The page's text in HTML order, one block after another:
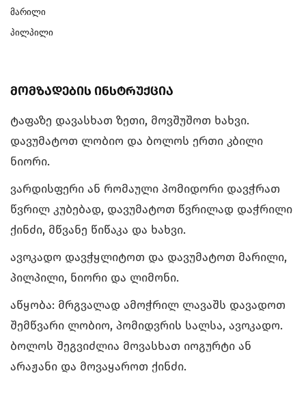
მარილი
პილპილი
მომზადების ინსტრუქცია
ტაფაზე დავასხათ ზეთი, მოვშუშოთ ხახვი.
დავუმატოთ ლობიო და ბოლოს ერთი კბილი
ნიორი.
ვარდისფერი ან რომაული პომიდორი დავჭრათ
წვრილ კუბებად, დავუმატოთ წვრილად დაჭრილი
ქინძი, მწვანე წიწაკა და ხახვი.
ავოკადო დავჭყლიტოთ და დავუმატოთ მარილი,
პილპილი, ნიორი და ლიმონი.
აწყობა: მრგვალად ამოჭრილ ლავაშს დავადოთ
შემწვარი ლობიო, პომიდვრის სალსა, ავოკადო.
ბოლოს შეგვიძლია მოვასხათ იოგურტი ან
არაჟანი და მოვაყაროთ ქინძი.